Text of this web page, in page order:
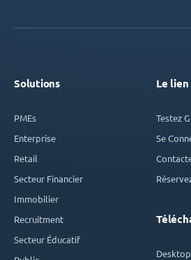
Solutions
PMEs
Enterprise
Retail
Secteur Financier
Immobilier
Recruitment
Secteur Éducatif
Le lien
Testez
Se